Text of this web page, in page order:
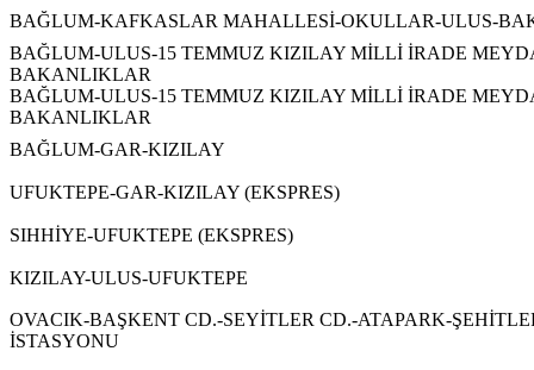
BAĞLUM-KAFKASLAR MAHALLESİ-OKULLAR-ULUS-
BAĞLUM-ULUS-15 TEMMUZ KIZILAY MİLLİ İRADE
BAKANLIKLAR
BAĞLUM-ULUS-15 TEMMUZ KIZILAY MİLLİ İRADE
BAKANLIKLAR
BAĞLUM-GAR-KIZILAY
UFUKTEPE-GAR-KIZILAY (EKSPRES)
SIHHİYE-UFUKTEPE (EKSPRES)
KIZILAY-ULUS-UFUKTEPE
OVACIK-BAŞKENT CD.-SEYİTLER CD.-ATAPARK-
İSTASYONU